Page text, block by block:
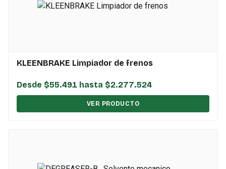
KLEENBRAKE Limpiador de frenos
Desde $55.491 hasta $2.277.524
VER PRODUCTO